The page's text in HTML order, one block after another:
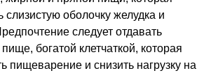
слизистую оболочку желудка и
следует отдавать
богатой клетчаткой, которая
пищеварение и снизить нагрузку на